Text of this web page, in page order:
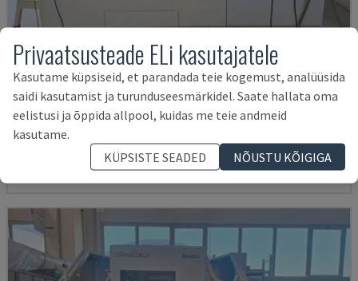
MV2400R
MITSUBISHI - TRAADI FREESPINKLERMASIN
POOLA
54.000 €
Privaatsusteade ELi kasutajatele
Kasutame küpsiseid, et parandada teie kogemust, analüüsida
saidi kasutamist ja turunduseesmärkidel. Saate hallata oma
eelistusi ja õppida allpool, kuidas me teie andmeid
kasutame.
KÜPSISTE SEADED
NÕUSTU KÕIGIGA